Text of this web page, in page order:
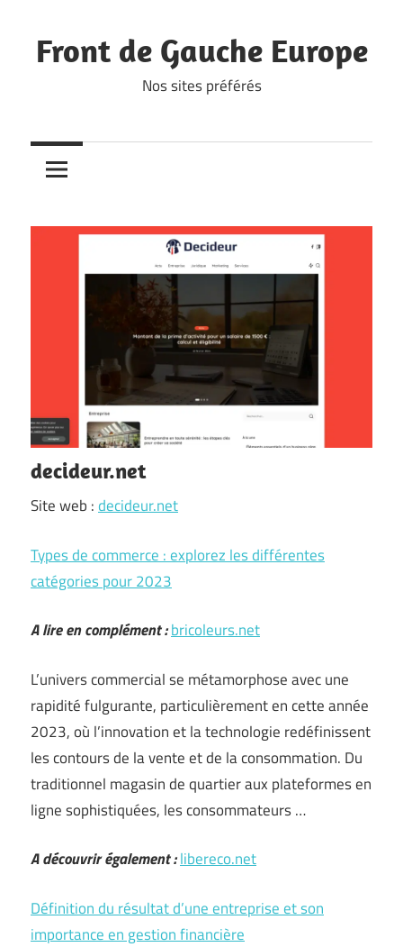
to
content
Front de Gauche Europe
Nos sites préférés
decideur.net
Site web :decideur.net
Types de commerce : explorez les différentes
catégories pour 2023
A lire en complément :bricoleurs.net
L’univers commercial se métamorphose avec une
rapidité fulgurante, particulièrement en cette année
2023, où l’innovation et la technologie redéfinissent
les contours de la vente et de la consommation. Du
traditionnel magasin de quartier aux plateformes en
ligne sophistiquées, les consommateurs …
A découvrir également :libereco.net
Définition du résultat d’une entreprise et son
importance en gestion financière